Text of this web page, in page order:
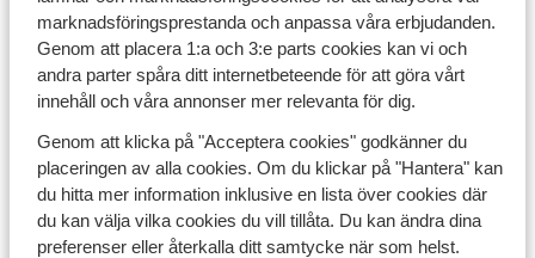
marknadsföringsprestanda och anpassa våra erbjudanden.
Genom att placera 1:a och 3:e parts cookies kan vi och
andra parter spåra ditt internetbeteende för att göra vårt
innehåll och våra annonser mer relevanta för dig.
Genom att klicka på "Acceptera cookies" godkänner du
placeringen av alla cookies. Om du klickar på "Hantera" kan
du hitta mer information inklusive en lista över cookies där
du kan välja vilka cookies du vill tillåta. Du kan ändra dina
preferenser eller återkalla ditt samtycke när som helst.
8
Selini Suites & Waterpark
Grekland Kreta Chania - Kolymbari
från
7412